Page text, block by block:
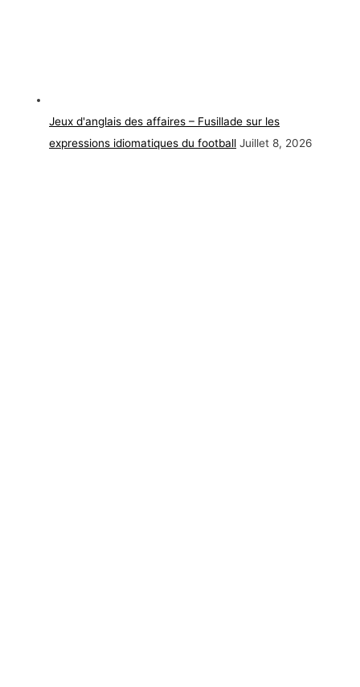
Jeux d'anglais des affaires – Fusillade sur les
expressions idiomatiques du football Juillet 8, 2026